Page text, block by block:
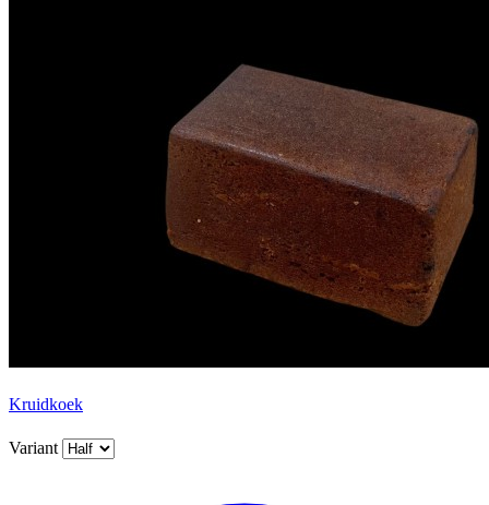
Kruidkoek
Variant